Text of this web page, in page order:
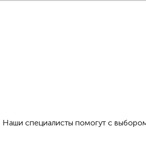
специалисты помогут с